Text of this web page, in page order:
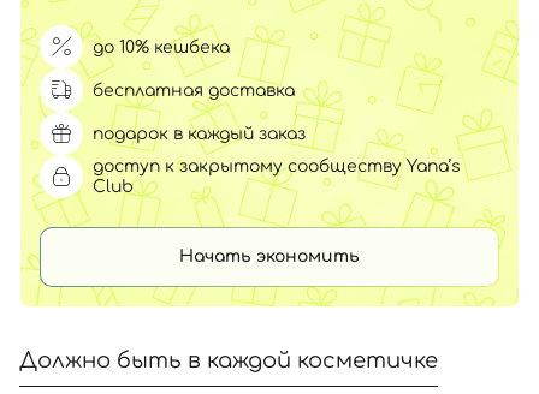
до 10% кешбека
бесплатная доставка
подарок в каждый заказ
доступ к закрытому сообществу Yana’s
Club
Начать экономить
Должно быть в каждой косметичке